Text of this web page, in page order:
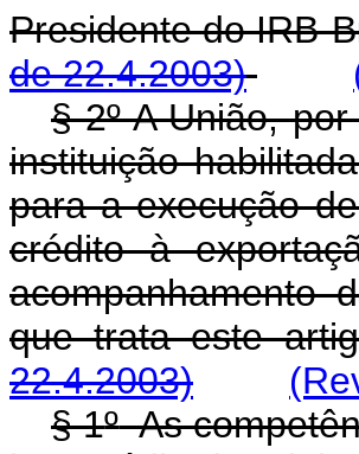
Presidente do
de 22.4.2003)
§ 2º A União,
instituição
para a execução
crédito à
acompanhamento
que trata
22.4.2003)
§ 1ºAs